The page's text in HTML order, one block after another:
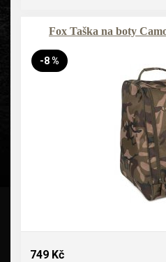
Fox Taška na boty
-8 %
749 Kč